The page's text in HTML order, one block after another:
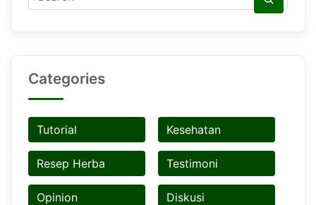
Categories
Tutorial Kesehatan
Resep Herba Testimoni
Opinion Diskusi